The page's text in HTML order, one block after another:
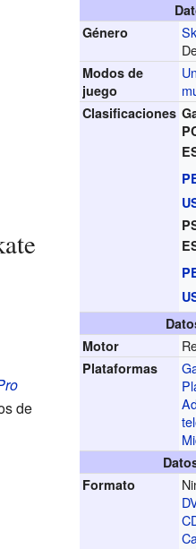
Género
Modos de
juego
Clasificaciones
Motor
Plataformas
Formato
de